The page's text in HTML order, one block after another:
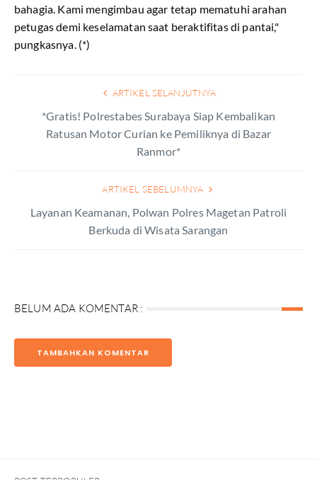
bahagia. Kami mengimbau agar tetap mematuhi arahan
petugas demi keselamatan saat beraktifitas di pantai,"
pungkasnya. (*)
ARTIKEL SELANJUTNYA
*Gratis! Polrestabes Surabaya Siap Kembalikan
Ratusan Motor Curian ke Pemiliknya di Bazar
Ranmor*
ARTIKEL SEBELUMNYA
Layanan Keamanan, Polwan Polres Magetan Patroli
Berkuda di Wisata Sarangan
BELUM ADA KOMENTAR :
TAMBAHKAN KOMENTAR